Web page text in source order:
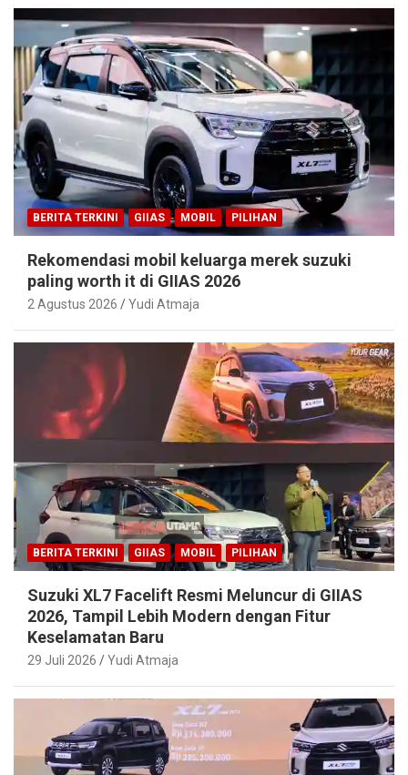
BERITA TERKINI GIIAS MOBIL PILIHAN
Rekomendasi mobil keluarga merek suzuki
paling worth it di GIIAS 2026
2 Agustus 2026 Yudi Atmaja
BERITA TERKINI GIIAS MOBIL PILIHAN
Suzuki XL7 Facelift Resmi Meluncur di GIIAS
2026, Tampil Lebih Modern dengan Fitur
Keselamatan Baru
29 Juli 2026 Yudi Atmaja